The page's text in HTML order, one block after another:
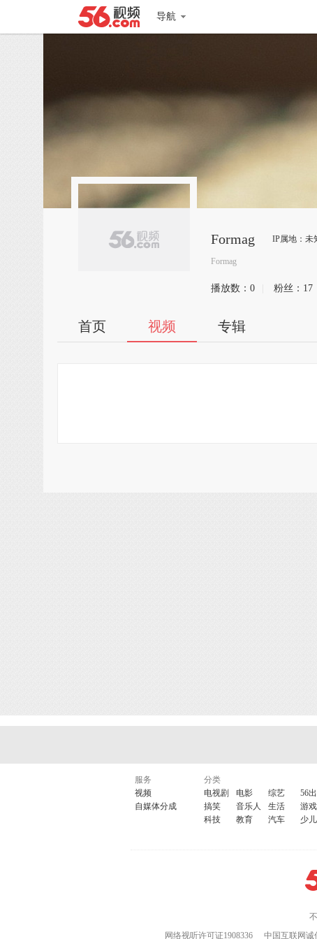
导航
Formag IP属地：未
Formag
播放数： 0 粉丝： 17
首页 视频 专辑
服务
视频
自媒体分成
分类
电视剧
电影 综艺 56
搞笑
音乐人 生活 游戏
科技
教育 汽车 少儿
网络视听许可证1908336
中国互联网诚